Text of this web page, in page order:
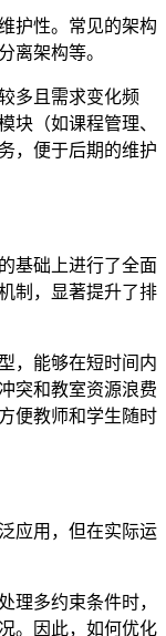
护性。常见的架构
离架构等。
多且需求变化频
块（如课程管理、
，便于后期的维护
基础上进行了全面
制，显著提升了排
，能够在短时间内
突和教室资源浪费
便教师和学生随时
应用，但在实际运
理多约束条件时，
。因此，如何优化